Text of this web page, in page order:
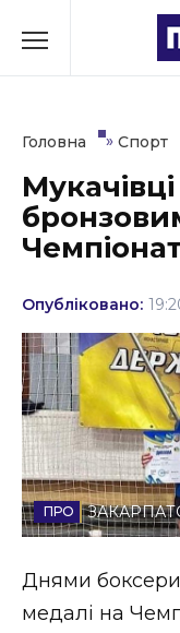
до
Культура
Освіта
Події
Політика
Соціум
Спорт
Стиль життя
Втрачений
Головна » Спорт
Опубліковано:
Днями боксери
медалі на